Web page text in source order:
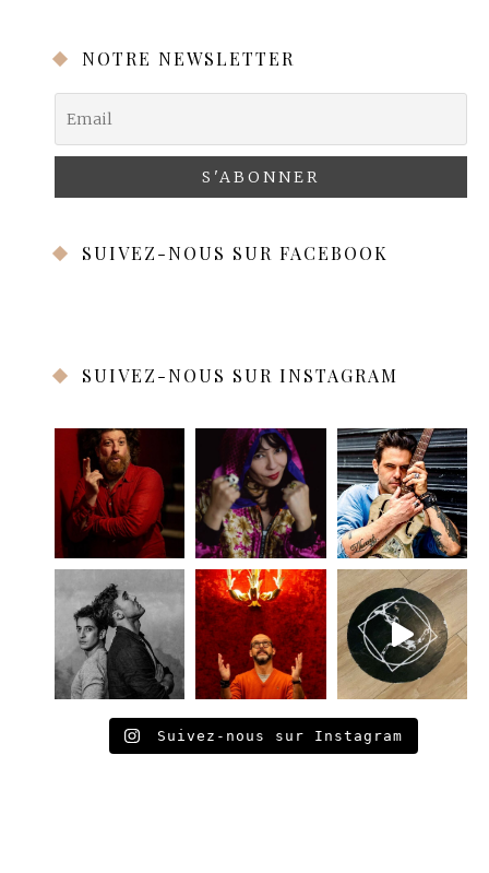
NOTRE NEWSLETTER
SUIVEZ-NOUS SUR FACEBOOK
SUIVEZ-NOUS SUR INSTAGRAM
Suivez-nous sur Instagram